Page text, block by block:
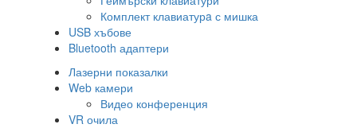
Комплект клавиатурa с мишка
USB хъбове
Bluetooth адаптери
Лазерни показалки
Web камери
Видео конференция
VR очила